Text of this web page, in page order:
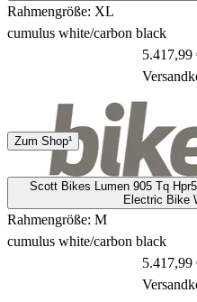
Rahmengröße: XL
cumulus white/carbon black
Spedition
13 - 15 Tage
5.417,99
Zum Shop¹
Scott Bikes Lumen 905 Tq
Electric Bike
Rahmengröße: M
cumulus white/carbon black
5.417,99